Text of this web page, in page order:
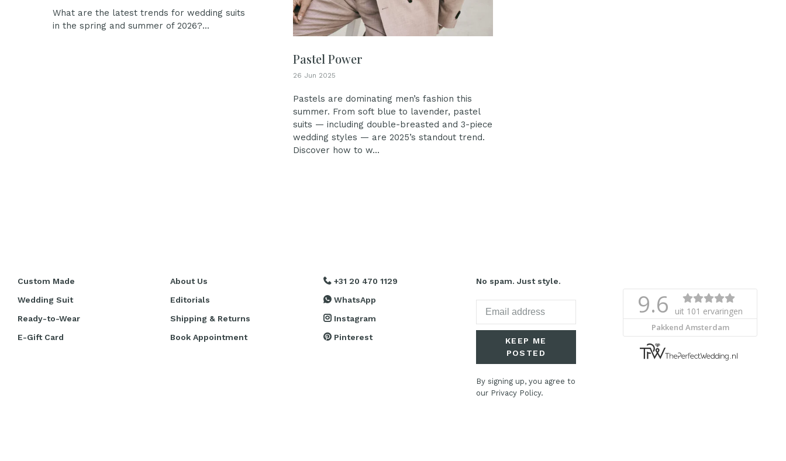
What are the latest trends for wedding suits
in the spring and summer of 2026?...
Pastel Power
26 Jun 2025
Pastels are dominating men’s fashion this
summer. From soft blue to lavender, pastel
suits — including double-breasted and 3-piece
wedding styles — are 2025’s standout trend.
Discover how to w...
Custom Made
Wedding Suit
Ready-to-Wear
E-Gift Card
About Us
Editorials
Shipping & Returns
Book Appointment
+31 20 470 1129
WhatsApp
Instagram
Pinterest
No spam. Just style.
KEEP ME
POSTED
By signing up, you agree to
our Privacy Policy.